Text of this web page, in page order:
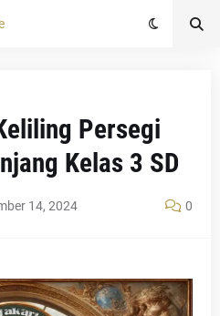
Persegi
Kelas 3 SD
14, 2024 0